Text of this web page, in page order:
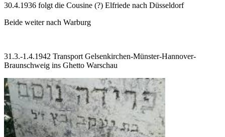
30.4.1936 folgt die Cousine (?) Elfriede nach Düsseldorf
Beide weiter nach Warburg
31.3.-1.4.1942 Transport Gelsenkirchen-Münster-Hannover-
Braunschweig ins Ghetto Warschau